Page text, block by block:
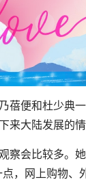
便和杜少典一
来大陆发展的情
会比较多。她
，网上购物、